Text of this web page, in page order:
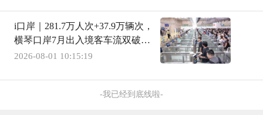
i口岸｜281.7万人次+37.9万辆次，
横琴口岸7月出入境客车流双破同
期历史纪录
2026-08-01 10:15:19
-我已经到底线啦-